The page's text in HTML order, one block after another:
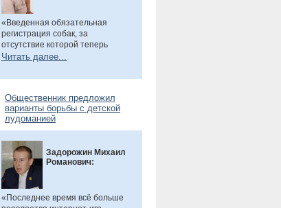
«Введенная обязательная
регистрация собак, за
отсутствие которой теперь
предусмотрен штраф. Эта мера
учет домашних животных и
владельцев. Особенно важно,
что регистрация бесплатна, а
владельцам нужно лишь
оплатить чип или метку. Новые
правила помогут сделать
контроль за питомцами более
прозрачным и системным», -
сказал общественник.
Читать далее...
Общественник предложил
варианты борьбы с детской
лудоманией
Задорожин Михаил
Романович:
«Последнее время всё больше